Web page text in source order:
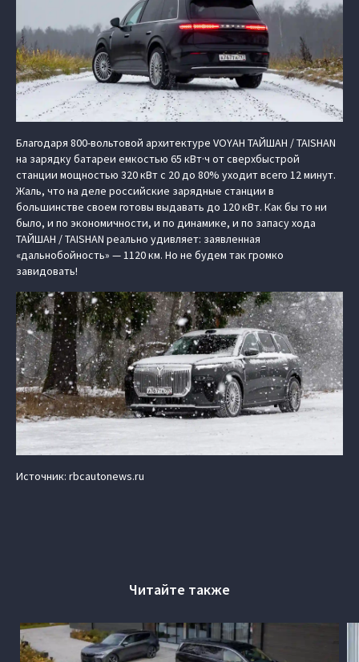
Благодаря 800-вольтовой архитектуре VOYAH ТАЙШАН / TAISHAN
на зарядку батареи емкостью 65 кВт·ч от сверхбыстрой
станции мощностью 320 кВт с 20 до 80% уходит всего 12 минут.
Жаль, что на деле российские зарядные станции в
большинстве своем готовы выдавать до 120 кВт. Как бы то ни
было, и по экономичности, и по динамике, и по запасу хода
ТАЙШАН / TAISHAN реально удивляет: заявленная
«дальнобойность» — 1120 км. Но не будем так громко
завидовать!
Источник: rbcautonews.ru
Читайте также